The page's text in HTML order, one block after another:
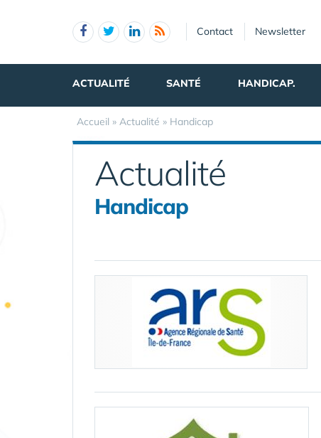
Contact Newsletter
ACTUALITÉ SANTÉ HANDICAP.
Accueil » Actualité » Handicap
Actualité
Handicap